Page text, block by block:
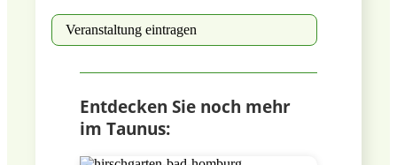
Veranstaltung eintragen
Entdecken Sie noch mehr
im Taunus: